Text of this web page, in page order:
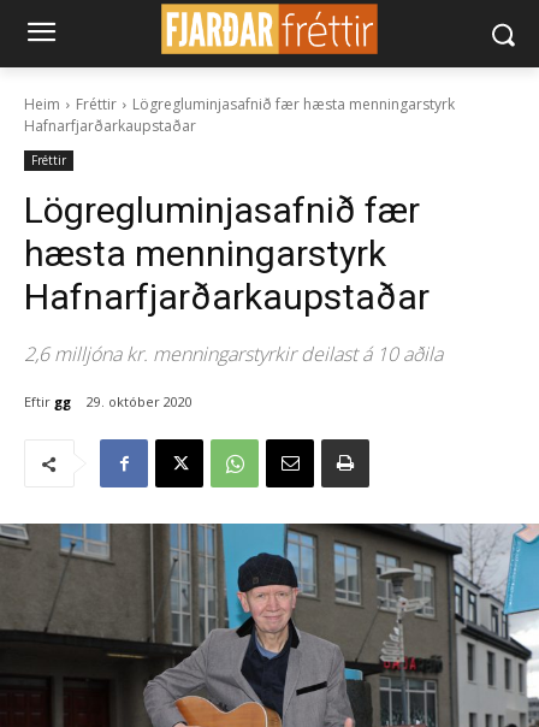
Heim Fréttir
Lögregluminjasafnið fær hæsta menningarstyrk
Hafnarfjarðarkaupstaðar
Fréttir
Lögregluminjasafnið fær
hæsta menningarstyrk
Hafnarfjarðarkaupstaðar
2,6 milljóna kr. menningarstyrkir deilast á 10 aðila
Eftir gg 29. október 2020